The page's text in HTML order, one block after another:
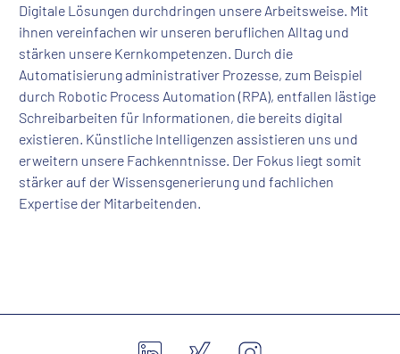
Digitale Lösungen durchdringen unsere Arbeitsweise. Mit
ihnen vereinfachen wir unseren beruflichen Alltag und
stärken unsere Kernkompetenzen. Durch die
Automatisierung administrativer Prozesse, zum Beispiel
durch Robotic Process Automation (RPA), entfallen lästige
Schreibarbeiten für Informationen, die bereits digital
existieren. Künstliche Intelligenzen assistieren uns und
erweitern unsere Fachkenntnisse. Der Fokus liegt somit
stärker auf der Wissensgenerierung und fachlichen
Expertise der Mitarbeitenden.